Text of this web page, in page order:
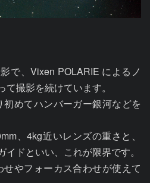
で、Vixen POLARIE によるノ
撮影を続けています。
めてハンバーガー銀河などを
、4kg近いレンズの重さと、
ドといい、これが限界です。
せやフォーカス合わせが使えて